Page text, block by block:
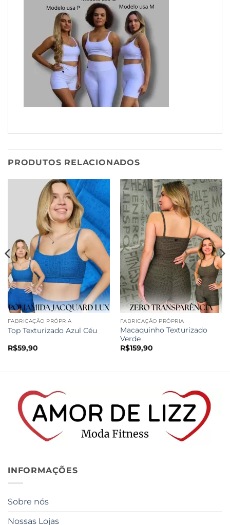
PRODUTOS RELACIONADOS
FABRICAÇÃO PRÓPRIA
Top Texturizado Azul Céu
R$59,90
FABRICAÇÃO PRÓPRIA
Macaquinho Texturizado
Verde
R$159,90
INFORMAÇÕES
Sobre nós
Nossas Lojas